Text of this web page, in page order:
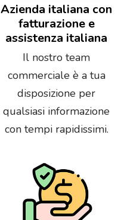
Azienda italiana con
fatturazione e
assistenza italiana
Il nostro team
commerciale è a tua
disposizione per
qualsiasi informazione
con tempi rapidissimi.